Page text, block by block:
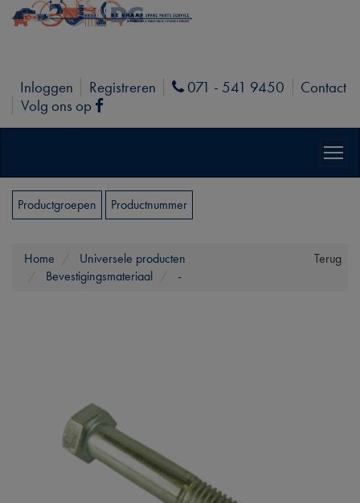
Inloggen Registreren Phone
071 - 541 9450
Contact
Volg ons op
Facebook
Productgroepen Productnummer
Terug
Home
Universele producten
Bevestigingsmateriaal
-